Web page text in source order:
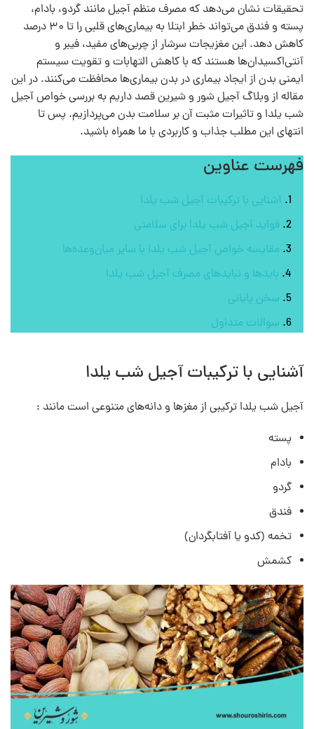
تحقیقات نشان می‌دهد که مصرف منظم آجیل‌ مانند گردو، بادام،
پسته و فندق می‌تواند خطر ابتلا به بیماری‌های قلبی را تا ۳۰ درصد
کاهش دهد. این مغزیجات سرشار از چربی‌های مفید، فیبر و
آنتی‌اکسیدان‌ها هستند که با کاهش التهابات و تقویت سیستم
ایمنی بدن از ایجاد بیماری در بدن بیماری‌ها محافظت می‌کنند. در این
مقاله از وبلاگ آجیل شور و شیرین قصد داریم به بررسی خواص آجیل
شب یلدا و تاثیرات مثبت آن بر سلامت بدن می‌پردازیم. پس تا
انتهای این مطلب جذاب و کاربردی با ما همراه باشید.
فهرست عناوین
آشنایی با ترکیبات آجیل شب یلدا
فواید آجیل شب یلدا برای سلامتی
مقایسه خواص آجیل شب یلدا با سایر میان‌وعده‌ها
بایدها و نبایدهای مصرف آجیل شب یلدا
سخن پایانی
سوالات متداول
آشنایی با ترکیبات آجیل شب یلدا
آجیل شب یلدا ترکیبی از مغزها و دانه‌های متنوعی است مانند :
پسته
بادام
گردو
فندق
تخمه (کدو یا آفتابگردان)
کشمش